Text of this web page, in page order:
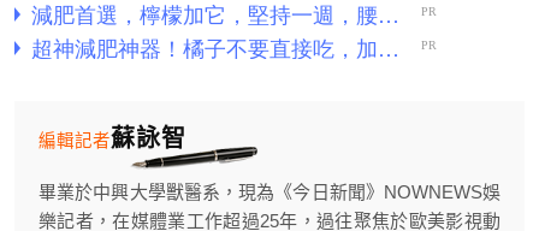
蘇詠智
編輯記者
畢業於中興大學獸醫系，現為《今日新聞》NOWNEWS娛
樂記者，在媒體業工作超過25年，過往聚焦於歐美影視動